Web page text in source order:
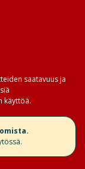
saatavuus ja
käyttöä.